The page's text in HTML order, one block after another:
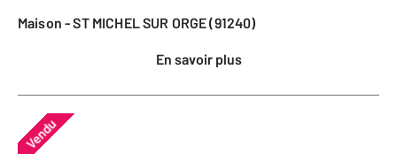
Maison - ST MICHEL SUR ORGE (91240)
En savoir plus
Vendu